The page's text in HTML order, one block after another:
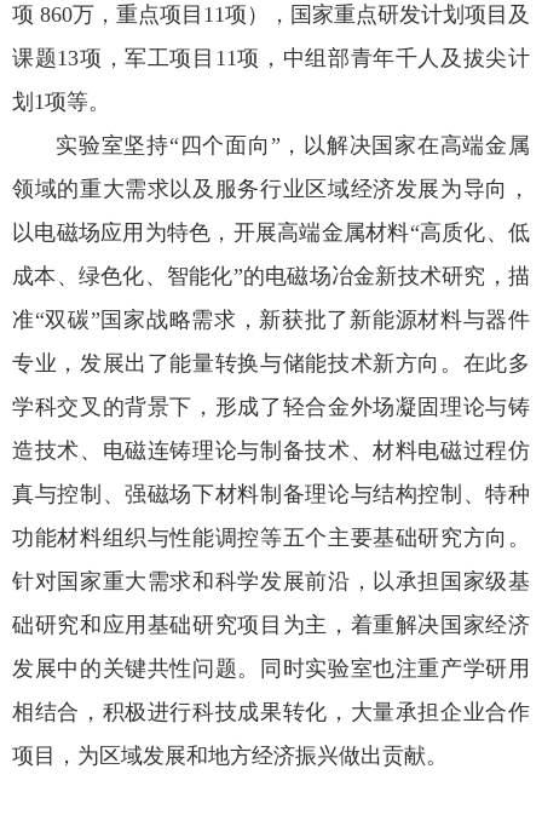
项 860万，重点项目11项），国家重点研发计划项目及
课题13项，军工项目11项，中组部青年千人及拔尖计
划1项等。
实验室坚持“四个面向”，以解决国家在高端金属
领域的重大需求以及服务行业区域经济发展为导向，
以电磁场应用为特色，开展高端金属材料“高质化、低
成本、绿色化、智能化”的电磁场冶金新技术研究，描
准“双碳”国家战略需求，新获批了新能源材料与器件
专业，发展出了能量转换与储能技术新方向。在此多
学科交叉的背景下，形成了轻合金外场凝固理论与铸
造技术、电磁连铸理论与制备技术、材料电磁过程仿
真与控制、强磁场下材料制备理论与结构控制、特种
功能材料组织与性能调控等五个主要基础研究方向。
针对国家重大需求和科学发展前沿，以承担国家级基
础研究和应用基础研究项目为主，着重解决国家经济
发展中的关键共性问题。同时实验室也注重产学研用
相结合，积极进行科技成果转化，大量承担企业合作
项目，为区域发展和地方经济振兴做出贡献。